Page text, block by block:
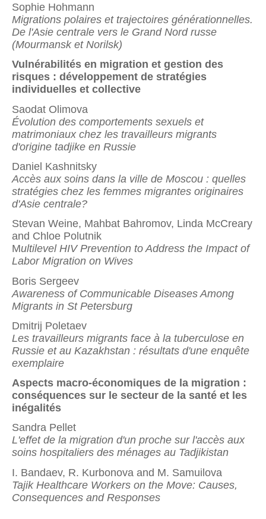
Sophie Hohmann
Migrations polaires et trajectoires générationnelles.
De l'Asie centrale vers le Grand Nord russe
(Mourmansk et Norilsk)
Vulnérabilités en migration et gestion des
risques : développement de stratégies
individuelles et collective
Saodat Olimova
Évolution des comportements sexuels et
matrimoniaux chez les travailleurs migrants
d'origine tadjike en Russie
Daniel Kashnitsky
Accès aux soins dans la ville de Moscou : quelles
stratégies chez les femmes migrantes originaires
d'Asie centrale?
Stevan Weine, Mahbat Bahromov, Linda McCreary
and Chloe Polutnik
Multilevel HIV Prevention to Address the Impact of
Labor Migration on Wives
Boris Sergeev
Awareness of Communicable Diseases Among
Migrants in St Petersburg
Dmitrij Poletaev
Les travailleurs migrants face à la tuberculose en
Russie et au Kazakhstan : résultats d'une enquête
exemplaire
Aspects macro-économiques de la migration :
conséquences sur le secteur de la santé et les
inégalités
Sandra Pellet
L'effet de la migration d'un proche sur l'accès aux
soins hospitaliers des ménages au Tadjikistan
I. Bandaev, R. Kurbonova and M. Samuilova
Tajik Healthcare Workers on the Move: Causes,
Consequences and Responses